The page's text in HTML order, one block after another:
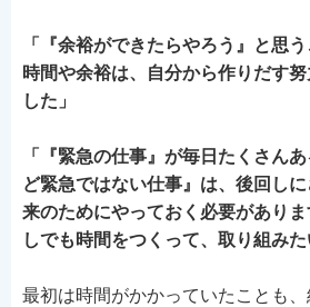
「『余裕ができたらやろう』と思
時間や余裕は、自分から作りだす
した」
「『緊急の仕事』が毎日たくさん
ど緊急ではない仕事』は、後回し
来のためにやっておく必要があり
しでも時間をつくって、取り組みた
最初は時間がかかっていたことも